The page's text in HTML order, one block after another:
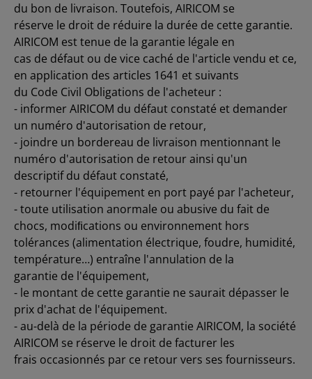
du bon de livraison. Toutefois, AIRICOM se
réserve le droit de réduire la durée de cette garantie.
AIRICOM est tenue de la garantie légale en
cas de défaut ou de vice caché de l'article vendu et ce,
en application des articles 1641 et suivants
du Code Civil Obligations de l'acheteur :
- informer AIRICOM du défaut constaté et demander
un numéro d'autorisation de retour,
- joindre un bordereau de livraison mentionnant le
numéro d'autorisation de retour ainsi qu'un
descriptif du défaut constaté,
- retourner l'équipement en port payé par l'acheteur,
- toute utilisation anormale ou abusive du fait de
chocs, modiﬁcations ou environnement hors
tolérances (alimentation électrique, foudre, humidité,
température…) entraîne l'annulation de la
garantie de l'équipement,
- le montant de cette garantie ne saurait dépasser le
prix d'achat de l'équipement.
- au-delà de la période de garantie AIRICOM, la société
AIRICOM se réserve le droit de facturer les
frais occasionnés par ce retour vers ses fournisseurs.